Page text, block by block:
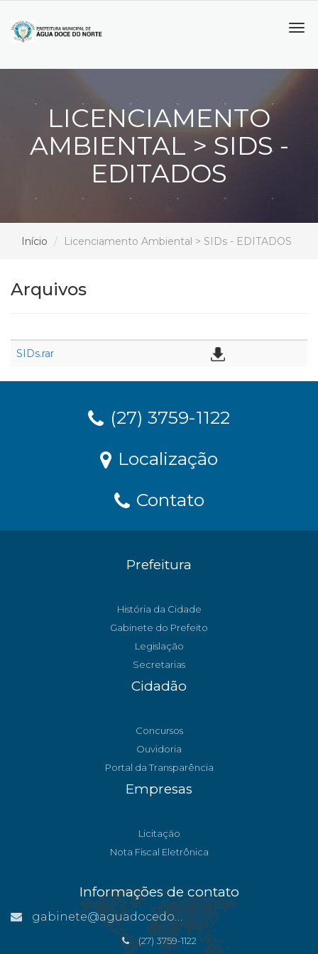
LICENCIAMENTO
AMBIENTAL > SIDS -
EDITADOS
Início Licenciamento Ambiental > SIDs - EDITADOS
Arquivos
SIDs.rar
(27) 3759-1122
Localização
Contato
Prefeitura
História da Cidade
Gabinete do Prefeito
Legislação
Secretarias
Cidadão
Concursos
Ouvidoria
Portal da Transparência
Empresas
Licitação
Nota Fiscal Eletrônica
Informações de contato
gabinete@aguadocedonorte.es.gov.br
(27) 3759-1122